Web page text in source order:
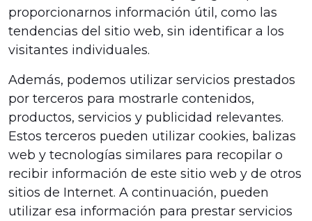
proporcionarnos información útil, como las
tendencias del sitio web, sin identificar a los
visitantes individuales.
Además, podemos utilizar servicios prestados
por terceros para mostrarle contenidos,
productos, servicios y publicidad relevantes.
Estos terceros pueden utilizar cookies, balizas
web y tecnologías similares para recopilar o
recibir información de este sitio web y de otros
sitios de Internet. A continuación, pueden
utilizar esa información para prestar servicios